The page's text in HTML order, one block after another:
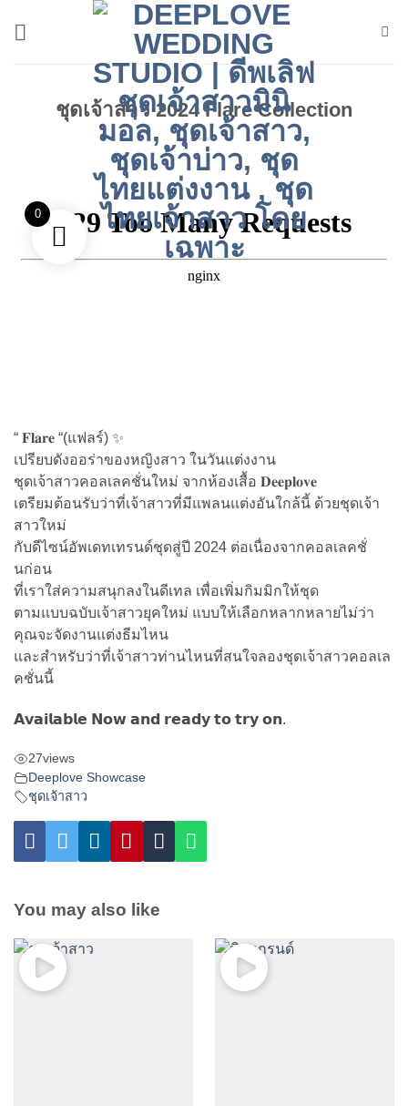
ชุดเจ้าสาว 2024 Flare Collection
“ 𝐅𝐥𝐚𝐫𝐞 “(แฟลร์) ✨
เปรียบดังออร่าของหญิงสาว ในวันแต่งงาน
ชุดเจ้าสาวคอลเลคชั่นใหม่ จากห้องเสื้อ 𝐃𝐞𝐞𝐩𝐥𝐨𝐯𝐞
เตรียมต้อนรับว่าที่เจ้าสาวที่มีแพลนแต่งอันใกล้นี้ ด้วยชุดเจ้า
สาวใหม่
กับดีไซน์อัพเดทเทรนด์ชุดสู่ปี 2024 ต่อเนื่องจากคอลเลคชั่
นก่อน
ที่เราใส่ความสนุกลงในดีเทล เพื่อเพิ่มกิมมิกให้ชุด
ตามแบบฉบับเจ้าสาวยุคใหม่ แบบให้เลือกหลากหลายไม่ว่า
คุณจะจัดงานแต่งธีมไหน
และสำหรับว่าที่เจ้าสาวท่านไหนที่สนใจลองชุดเจ้าสาวคอลเล
คชั่นนี้
𝗔𝘃𝗮𝗶𝗹𝗮𝗯𝗹𝗲 𝗡𝗼𝘄 𝗮𝗻𝗱 𝗿𝗲𝗮𝗱𝘆 𝘁𝗼 𝘁𝗿𝘆 𝗼𝗻.
27views
Deeplove Showcase
ชุดเจ้าสาว
You may also like
0